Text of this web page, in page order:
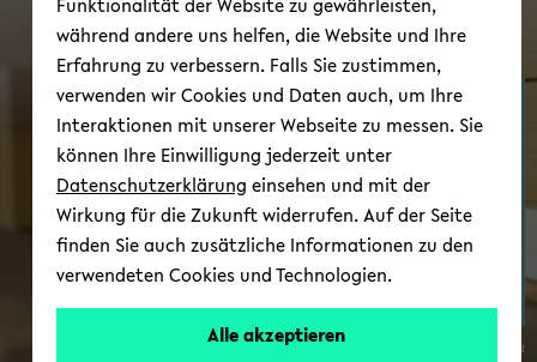
Kon­takt
© Uni­ver­si­tät Bie­le­feld
während andere uns helfen, die Website und Ihre
Erfahrung zu verbessern. Falls Sie zustimmen,
verwenden wir Cookies und Daten auch, um Ihre
Interaktionen mit unserer Webseite zu messen. Sie
können Ihre Einwilligung jederzeit unter
Datenschutzerklärung einsehen und mit der
Wirkung für die Zukunft widerrufen. Auf der Seite
finden Sie auch zusätzliche Informationen zu den
verwendeten Cookies und Technologien.
Alle akzeptieren